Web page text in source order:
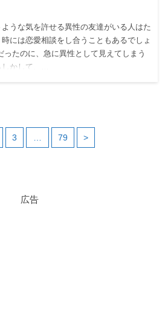
うな気を許せる異性の友達がいる人はた
には恋愛相談をし合うこともあるでしょ
ったのに、急に異性として見えてしまう
かして、…
3 79 >
広告